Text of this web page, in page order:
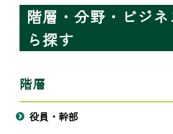
階層・分野・ビジ
ら探す
階層
役員・幹部